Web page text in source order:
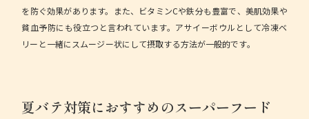
を防ぐ効果があります。また、ビタミンCや鉄分も豊富で、美肌効果や
貧血予防にも役立つと言われています。アサイーボウルとして冷凍ベ
リーと一緒にスムージー状にして摂取する方法が一般的です。
夏バテ対策におすすめのスーパーフード